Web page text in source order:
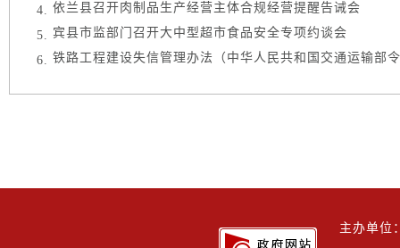
依兰县召开肉制品生产经营主体合规经营提醒告诫会
宾县市监部门召开大中型超市食品安全专项约谈会
铁路工程建设失信管理办法（中华人民共和国交通运输部
主办单位